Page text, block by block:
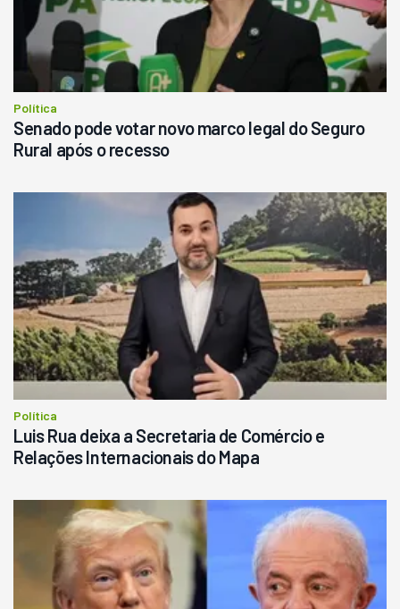
R$ 145.000
Consultar
Política
Senado pode votar novo marco legal do Seguro
Rural após o recesso
Política
Luis Rua deixa a Secretaria de Comércio e
Relações Internacionais do Mapa